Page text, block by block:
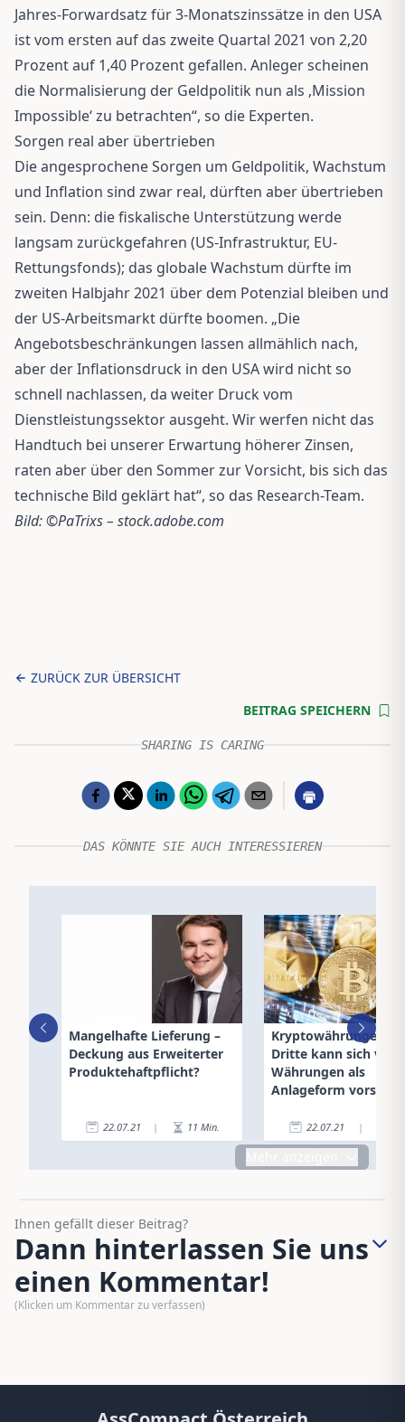
Jahres-Forwardsatz für 3-Monatszinssätze in den USA
ist vom ersten auf das zweite Quartal 2021 von 2,20
Prozent auf 1,40 Prozent gefallen. Anleger scheinen
die Normalisierung der Geldpolitik nun als ‚Mission
Impossible‘ zu betrachten“, so die Experten.
Sorgen real aber übertrieben
Die angesprochene Sorgen um Geldpolitik, Wachstum
und Inflation sind zwar real, dürften aber übertrieben
sein. Denn: die fiskalische Unterstützung werde
langsam zurückgefahren (US-Infrastruktur, EU-
Rettungsfonds); das globale Wachstum dürfte im
zweiten Halbjahr 2021 über dem Potenzial bleiben und
der US-Arbeitsmarkt dürfte boomen. „Die
Angebotsbeschränkungen lassen allmählich nach,
aber der Inflationsdruck in den USA wird nicht so
schnell nachlassen, da weiter Druck vom
Dienstleistungssektor ausgeht. Wir werfen nicht das
Handtuch bei unserer Erwartung höherer Zinsen,
raten aber über den Sommer zur Vorsicht, bis sich das
technische Bild geklärt hat“, so das Research-Team.
Bild: ©PaTrixs – stock.adobe.com
ZURÜCK ZUR ÜBERSICHT
BEITRAG SPEICHERN
SHARING IS CARING
DAS KÖNNTE SIE AUCH INTERESSIEREN
Mangelhafte Lieferung –
Deckung aus Erweiterter
Produktehaftpflicht?
22.07.21 | 11 Min.
Kryptowährungen:
Dritte kann sich
Währungen als
Anlageform
22.07.21 |
Ihnen gefällt dieser Beitrag?
Dann hinterlassen Sie uns
einen Kommentar!
(Klicken um Kommentar zu verfassen)